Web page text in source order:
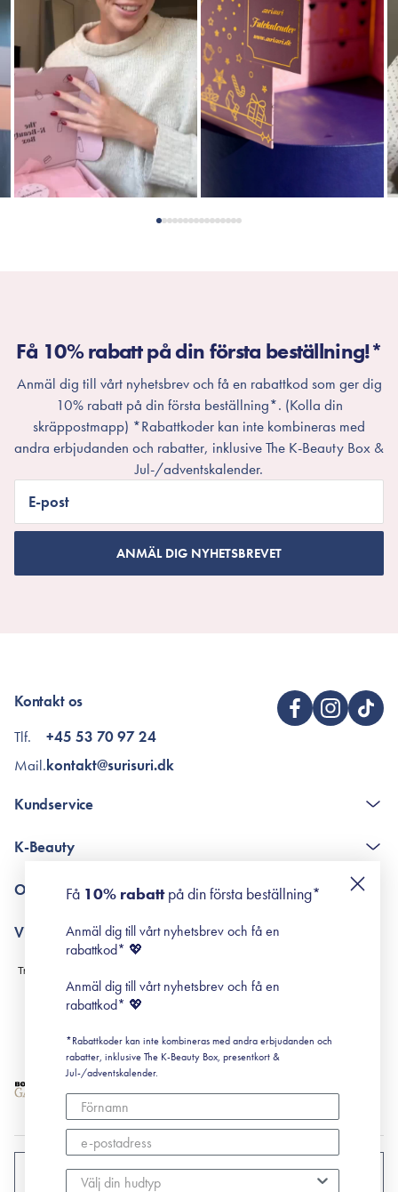
Få 10% rabatt på din första beställning!*
Anmäl dig till vårt nyhetsbrev och få en rabattkod som ger dig
10% rabatt på din första beställning*. (Kolla din
skräppostmapp) *Rabattkoder kan inte kombineras med
andra erbjudanden och rabatter, inklusive The K-Beauty Box &
Jul-/adventskalender.
E-post
ANMÄL DIG NYHETSBREVET
Kontakt os
Tlf.
Mail.
+45 53 70 97 24
kontakt@surisuri.dk
Kundservice
Poängshop - frågor och svar
K-Beauty
Retinol för nybörjare
Om Surisuri
Black Friday
Villkor
Leverans & Retur
Köpvillkor
Prenumerationsvillkor
Cookiepolicy
SVERIGE
Få 10% rabattpå din första beställning*
Anmäl dig till vårt nyhetsbrev och få en
rabattkod* 💖
Anmäl dig till vårt nyhetsbrev och få en
rabattkod* 💖
*Rabattkoder kan inte kombineras med andra erbjudanden och
rabatter, inklusive The K-Beauty Box, presentkort &
Jul-/adventskalender.